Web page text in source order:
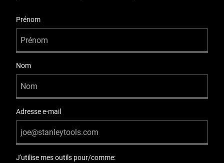
Prénom
Nom
Adresse e-mail
J'utilise mes outils pour/comme: